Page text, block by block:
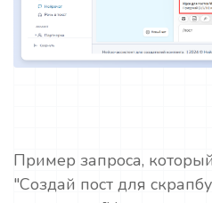
Пример запроса,
"Создай пост для